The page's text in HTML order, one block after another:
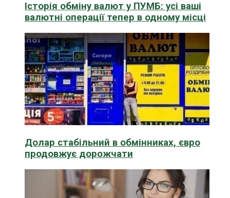
Історія обміну валют у ПУМБ: усі ваші
валютні операції тепер в одному місці
Долар стабільний в обмінниках, євро
продовжує дорожчати